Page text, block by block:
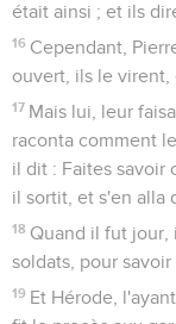
était ainsi ; et ils
16 Cependant,
ouvert, ils le virent,
17 Mais lui, leur
raconta comment
il dit : Faites savoir
il sortit, et s'en alla
18 Quand il fut jour,
soldats, pour
19 Et Hérode,